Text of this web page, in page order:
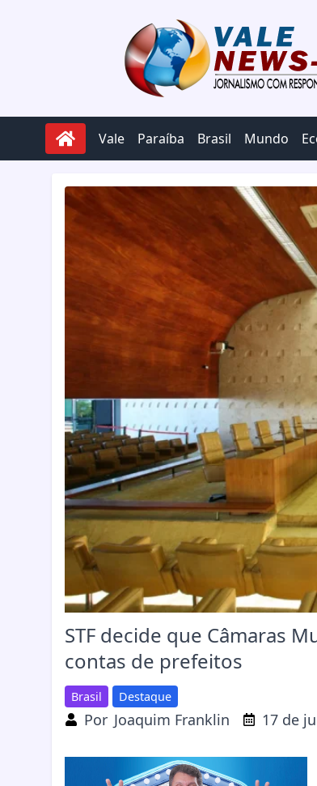
Vale Paraíba Brasil Mundo
STF decide que Câmaras
contas de prefeitos
Brasil Destaque
Por Joaquim Franklin 17 de